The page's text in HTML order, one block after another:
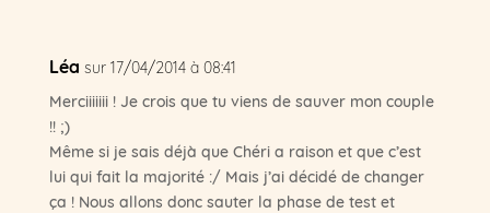
Léa sur 17/04/2014 à 08:41
Merciiiiiii ! Je crois que tu viens de sauver mon couple
!! ;)
Même si je sais déjà que Chéri a raison et que c’est
lui qui fait la majorité :/ Mais j’ai décidé de changer
ça ! Nous allons donc sauter la phase de test et